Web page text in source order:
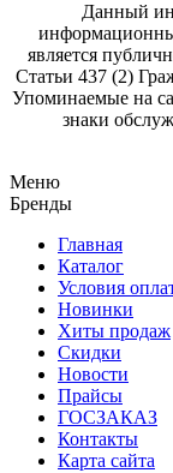
Данный
является
Статьи 437 (2)
Упоминаемые на
знаки
Меню
Бренды
Главная
Каталог
Условия
Новинки
Хиты продаж
Скидки
Новости
Прайсы
ГОСЗАКАЗ
Контакты
Карта сайта